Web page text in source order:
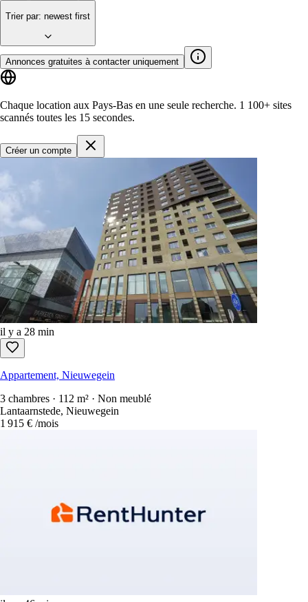
Trier par: newest first
Annonces gratuites à contacter uniquement
Chaque location aux Pays-Bas en une seule recherche. 1 100+ sites
scannés toutes les 15 secondes.
Créer un compte
il y a 28 min
Appartement, Nieuwegein
3 chambres · 112 m² · Non meublé
Lantaarnstede, Nieuwegein
1 915 € /mois